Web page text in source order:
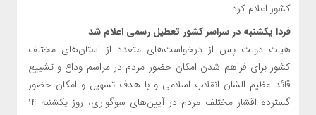
کشور اعلام کرد.
فردا یکشنبه در سراسر کشور تعطیل رسمی اعلام شد
هیات دولت پس از درخواست‌های متعدد از استان‌های مختلف
کشور برای فراهم شدن امکان حضور مردم در مراسم وداع و تشییع
قائد عظیم الشان انقلاب اسلامی و با هدف تسهیل و امکان حضور
گسترده اقشار مختلف مردم در آیین‌های سوگواری، روز یکشنبه ۱۴